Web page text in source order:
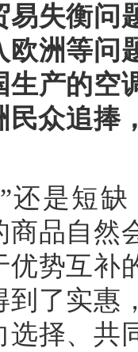
易失衡问
欧洲等问
生产的空
民众追捧
还是短
商品自然
优势互补
到了实惠
选择、共